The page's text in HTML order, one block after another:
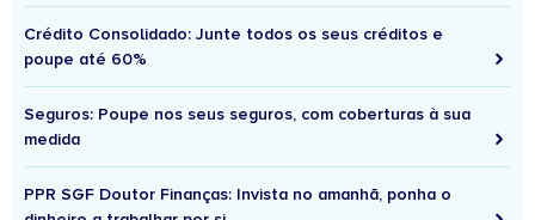
Crédito Consolidado: Junte todos os seus créditos e
poupe até 60%
Seguros: Poupe nos seus seguros, com coberturas à sua
medida
PPR SGF Doutor Finanças: Invista no amanhã, ponha o